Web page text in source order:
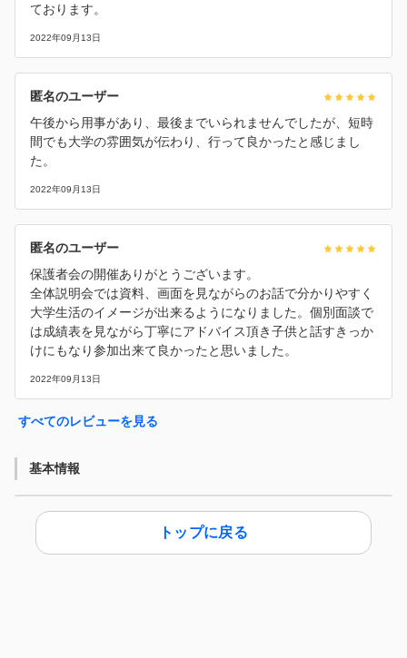
ております。
2022年09月13日
匿名のユーザー
午後から用事があり、最後までいられませんでしたが、短時
間でも大学の雰囲気が伝わり、行って良かったと感じまし
た。
2022年09月13日
匿名のユーザー
保護者会の開催ありがとうございます。
全体説明会では資料、画面を見ながらのお話で分かりやすく
大学生活のイメージが出来るようになりました。個別面談で
は成績表を見ながら丁寧にアドバイス頂き子供と話すきっか
けにもなり参加出来て良かったと思いました。
2022年09月13日
すべてのレビューを見る
基本情報
トップに戻る